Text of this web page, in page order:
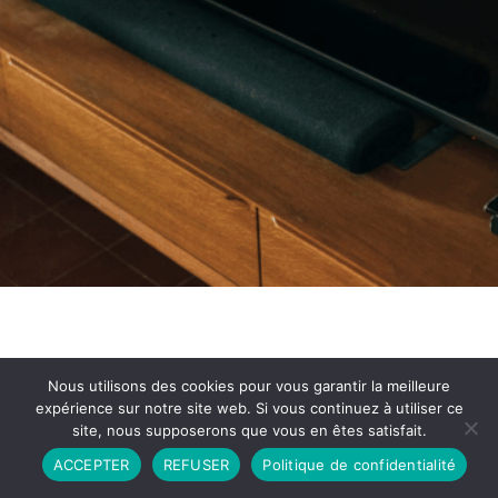
Partenariat Contact
Politique de Confidentialité
CGU
Copyright © 2026 - Propulsé par DIEUDUDIABLE
Nous utilisons des cookies pour vous garantir la meilleure
expérience sur notre site web. Si vous continuez à utiliser ce
site, nous supposerons que vous en êtes satisfait.
ACCEPTER
REFUSER Politique de confidentialité